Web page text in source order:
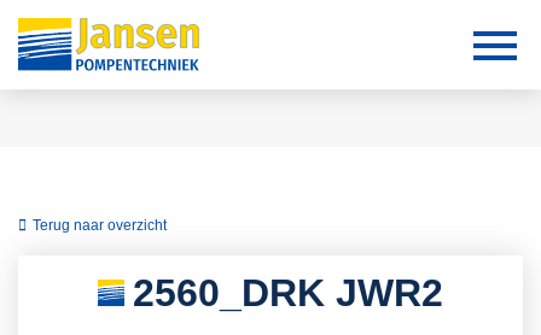
Terug naar overzicht
2560_DRK JWR2